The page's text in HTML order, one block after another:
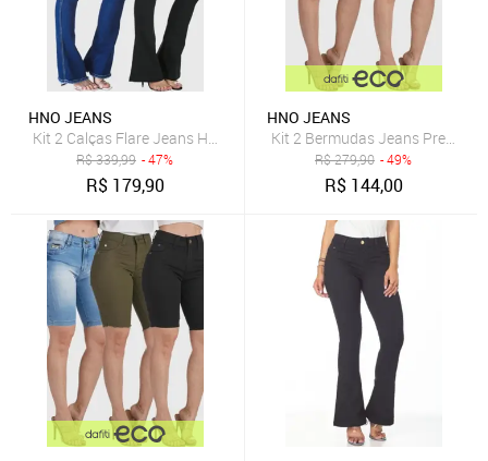
HNO JEANS
Kit 2 Calças Flare Jeans HNO Jeans Petit Flare Azul Marinho e Preta
R$339,99 - 47%
R$ 179,90
HNO JEANS
Kit 2 Bermudas Jeans
R$279,90 - 49%
R$ 144,00